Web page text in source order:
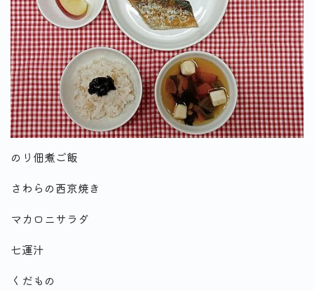
のり佃煮ご飯
さわらの西京焼き
マカロニサラダ
七運汁
くだもの